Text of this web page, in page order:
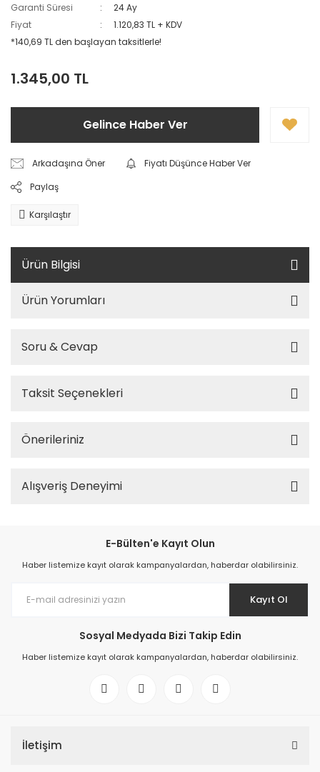
Garanti Süresi
24 Ay
Fiyat
1.120,83 TL + KDV
*140,69 TL den başlayan taksitlerle!
1.345,00 TL
Gelince Haber Ver
Arkadaşına Öner
Fiyatı Düşünce Haber Ver
Paylaş
Karşılaştır
Ürün Bilgisi
Ürün Yorumları
Soru & Cevap
Taksit Seçenekleri
Önerileriniz
Alışveriş Deneyimi
E-Bülten'e Kayıt Olun
Haber listemize kayıt olarak kampanyalardan, haberdar olabilirsiniz.
Kayıt Ol
Sosyal Medyada Bizi Takip Edin
Haber listemize kayıt olarak kampanyalardan, haberdar olabilirsiniz.
İletişim